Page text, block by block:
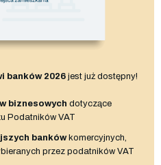
banków 2026 jest już dostępny!
biznesowych dotyczące
Podatników VAT
bankówkomercyjnych,
przez podatników VAT